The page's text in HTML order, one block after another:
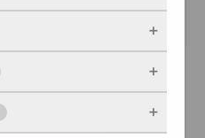
er in Breda een
georganiseerd door
dat de website
dus altijd actief en
Meestal worden
iets doet, zoals
of je
hoe vaak onze site
vandaan
populair zijn. Zo
jouw voorkeuren.